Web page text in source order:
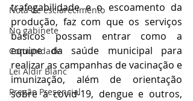
Nota de esclarecimento
No gabinete
Comunidade
Lei Aldir Blanc
Pregão Presencial
trafegabilidade e o escoamento da
produção, faz com que os serviços
básicos possam entrar como a
equipe da saúde municipal para
realizar as campanhas de vacinação e
imunização, além de orientação
sobre a covid-19, dengue e outros,